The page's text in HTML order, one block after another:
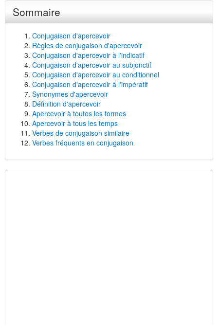
Sommaire
Conjugaison d'apercevoir
Règles de conjugaison d'apercevoir
Conjugaison d'apercevoir à l'indicatif
Conjugaison d'apercevoir au subjonctif
Conjugaison d'apercevoir au conditionnel
Conjugaison d'apercevoir à l'impératif
Synonymes d'apercevoir
Définition d'apercevoir
Apercevoir à toutes les formes
Apercevoir à tous les temps
Verbes de conjugaison similaire
Verbes fréquents en conjugaison